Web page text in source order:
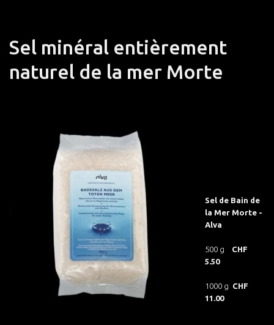
Sel minéral entièrement
naturel de la mer Morte
Sel de Bain de
la Mer Morte -
Alva
500 g CHF
5.50
1000 g CHF
11.00